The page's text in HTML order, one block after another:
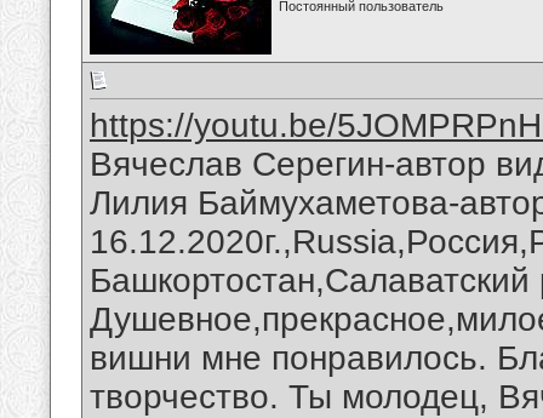
Постоянный пользователь
https://youtu.be/
Вячеслав Серегин-автор
Лилия Баймухаметова-
вишни мне понравилось.
творчество. Ты молодец,